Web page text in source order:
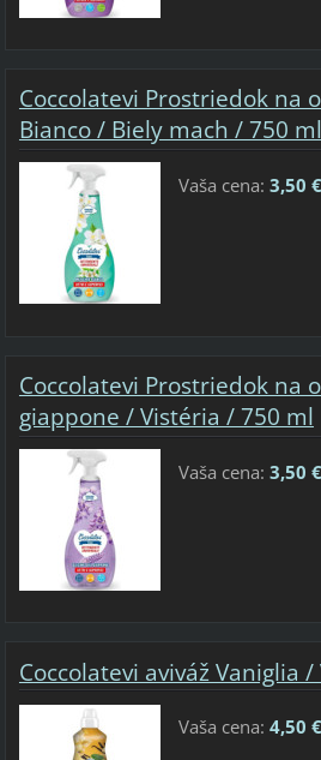
Coccolatevi Prostriedok na
Bianco / Biely mach / 750 ml
Vaša cena: 3,50 €
Coccolatevi Prostriedok na
giappone / Vistéria / 750 ml
Vaša cena: 3,50 €
Coccolatevi aviváž Vaniglia
Vaša cena: 4,50 €